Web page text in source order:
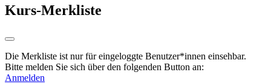
Kurs-Merkliste
Die Merkliste ist nur für eingeloggte Benutzer*innen einsehbar.
Bitte melden Sie sich über den folgenden Button an:
Anmelden